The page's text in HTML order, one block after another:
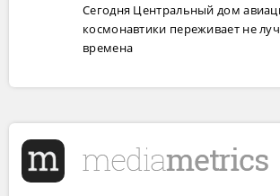
Сегодня Центральный дом
космонавтики переживает не
времена